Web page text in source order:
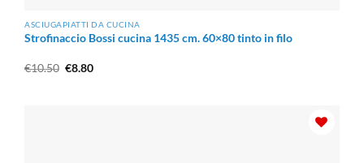
ASCIUGAPIATTI DA CUCINA
Strofinaccio Bossi cucina 1435 cm. 60×80 tinto in filo
€10.50 Il
€8.80Il